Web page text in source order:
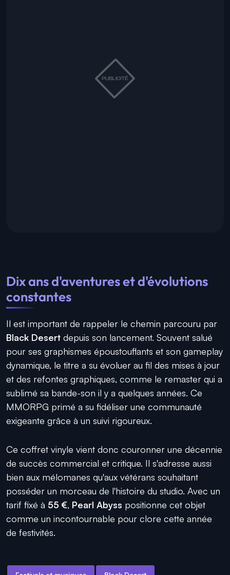
Dix ans d'aventures et d'évolutions
constantes
Il est important de rappeler le chemin parcouru par
Black Desert depuis son lancement. Souvent salué
pour ses graphismes époustouflants et son gameplay
dynamique, le titre a su évoluer au fil des mises à jour
et des refontes graphiques, comme le remaster qui a
sublimé sa bande-son il y a quelques années. Ce
MMORPG primé a su fidéliser une communauté
exigeante grâce à un suivi rigoureux.
Ce coffret vinyle vient donc couronner une décennie
de succès commercial et critique. Il s'adresse aussi
bien aux mélomanes qu'aux vétérans souhaitant
posséder un morceau de l'histoire du studio. Avec un
tarif fixé à 55 €, Pearl Abyss positionne cet objet
comme un incontournable pour clore cette année
de festivités.